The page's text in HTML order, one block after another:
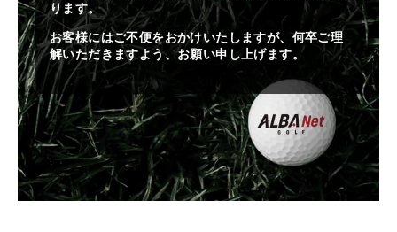
ります。
お客様にはご不便をおかけいたしますが、何卒ご理
解いただきますよう、お願い申し上げます。